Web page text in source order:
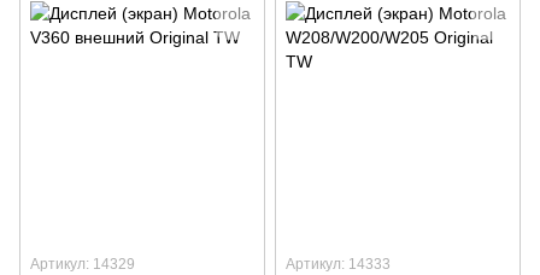
Артикул: 14329 Артикул: 14333